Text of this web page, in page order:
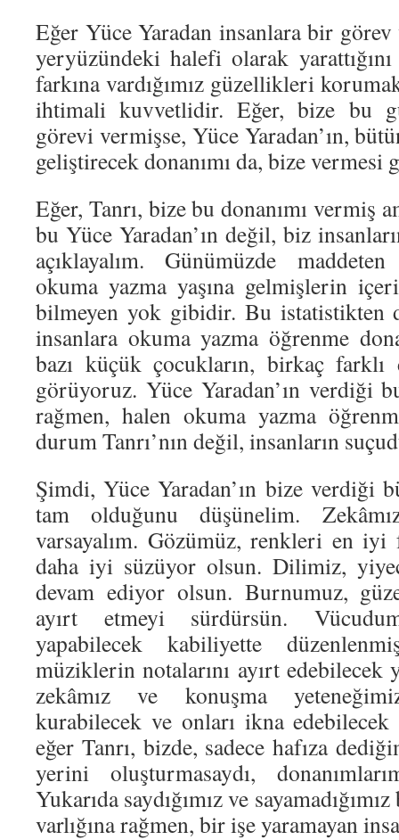
Eğer Yüce Yaradan insanlara bir görev
yeryüzündeki halefi olarak
farkına vardığımız güzellikleri
ihtimali kuvvetlidir. Eğer, bize bu
görevi vermişse, Yüce Yaradan’ın,
geliştirecek donanımı da, bize vermesi
Eğer, Tanrı, bize bu donanımı vermiş
bu Yüce Yaradan’ın değil, biz
açıklayalım. Günümüzde
okuma yazma yaşına gelmişlerin
bilmeyen yok gibidir. Bu istatistikten
insanlara okuma yazma öğrenme
bazı küçük çocukların, birkaç
görüyoruz. Yüce Yaradan’ın verdiği
rağmen, halen okuma yazma
durum Tanrı’nın değil, insanların
Şimdi, Yüce Yaradan’ın bize verdiği
tam olduğunu düşünelim.
varsayalım. Gözümüz, renkleri en iyi
daha iyi süzüyor olsun. Dilimiz,
devam ediyor olsun. Burnumuz,
ayırt etmeyi sürdürsün.
yapabilecek kabiliyette
müziklerin notalarını ayırt edebilecek
zekâmız ve konuşma
kurabilecek ve onları ikna
eğer Tanrı, bizde, sadece hafıza
yerini oluşturmasaydı,
Yukarıda saydığımız ve
varlığına rağmen, bir işe yaramayan